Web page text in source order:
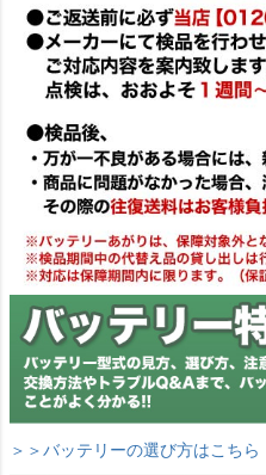
＞＞バッテリーの選び方はこちら